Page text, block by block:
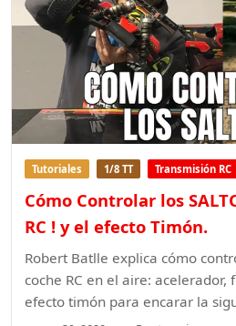
Tutoriales 1/8 TT Transmisión RC
Cómo Controlar los
RC ! y el efecto Timón.
Robert Batlle explica cómo
coche RC en el aire: acelerador,
efecto timón para encarar la